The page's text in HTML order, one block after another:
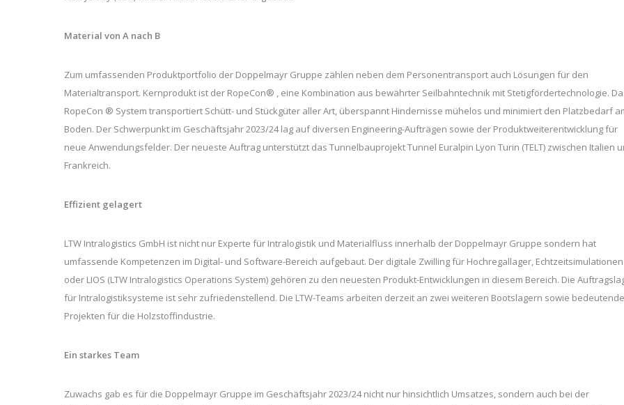
Material von A nach B
Zum umfassenden Produktportfolio der Doppelmayr Gruppe zählen neben dem Personentransport auch Lösungen für den
Materialtransport. Kernprodukt ist der RopeCon® , eine Kombination aus bewährter Seilbahntechnik mit Stetigfördertechnologie.
RopeCon ® System transportiert Schütt- und Stückgüter aller Art, überspannt Hindernisse mühelos und minimiert den Platzbedarf
Boden. Der Schwerpunkt im Geschäftsjahr 2023/24 lag auf diversen Engineering-Aufträgen sowie der Produktweiterentwicklung für
neue Anwendungsfelder. Der neueste Auftrag unterstützt das Tunnelbauprojekt Tunnel Euralpin Lyon Turin (TELT) zwischen Italien
Frankreich.
Effizient gelagert
LTW Intralogistics GmbH ist nicht nur Experte für Intralogistik und Materialfluss innerhalb der Doppelmayr Gruppe sondern hat
umfassende Kompetenzen im Digital- und Software-Bereich aufgebaut. Der digitale Zwilling für Hochregallager, Echtzeitsimulationen
oder LIOS (LTW Intralogistics Operations System) gehören zu den neuesten Produkt-Entwicklungen in diesem Bereich. Die
für Intralogistiksysteme ist sehr zufriedenstellend. Die LTW-Teams arbeiten derzeit an zwei weiteren Bootslagern sowie
Projekten für die Holzstoffindustrie.
Ein starkes Team
Zuwachs gab es für die Doppelmayr Gruppe im Geschäftsjahr 2023/24 nicht nur hinsichtlich Umsatzes, sondern auch bei der